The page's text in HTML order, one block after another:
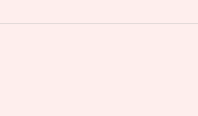
Menschen, die eine besondere
von diesen tollen und